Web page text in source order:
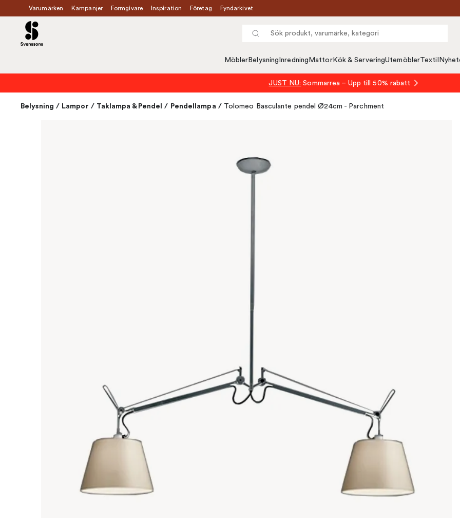
Varumärken Kampanjer Formgivare Inspiration Företag Fyndarkivet
Möbler Belysning Inredning MattorKök & ServeringUtemöblerTextil
JUST NU: Sommarrea – Upp till 50% rabatt
Belysning / Lampor / Taklampa & Pendel / Pendellampa / Tolomeo Basculante pendel Ø24cm - Parchment